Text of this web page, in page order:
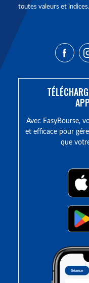
toutes valeurs et indices.
Avec EasyBourse,
et efficace pour
que